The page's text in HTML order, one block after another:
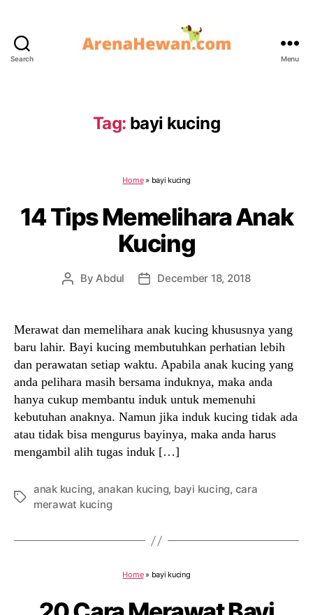
Search Menu
Tag: bayi kucing
Home» bayi kucing
14 Tips Memelihara Anak
Kucing
PostByAbdul
PostDecember 18, 2018
Merawat dan memelihara anak kucing khususnya yang
baru lahir. Bayi kucing membutuhkan perhatian lebih
dan perawatan setiap waktu. Apabila anak kucing yang
anda pelihara masih bersama induknya, maka anda
hanya cukup membantu induk untuk memenuhi
kebutuhan anaknya. Namun jika induk kucing tidak ada
atau tidak bisa mengurus bayinya, maka anda harus
mengambil alih tugas induk […]
Tags
anak kucing, anakan kucing, bayi kucing, cara
merawat kucing
Home» bayi kucing